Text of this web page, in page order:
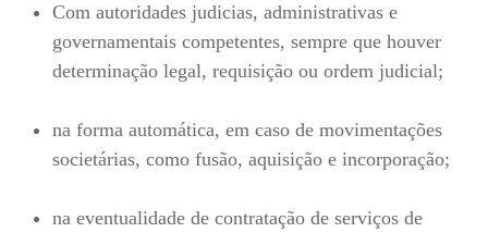
Com autoridades judicias, administrativas e
governamentais competentes, sempre que houver
determinação legal, requisição ou ordem judicial;
na forma automática, em caso de movimentações
societárias, como fusão, aquisição e incorporação;
na eventualidade de contratação de serviços de